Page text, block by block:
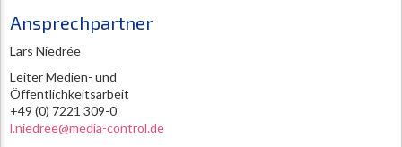
Ansprechpartner
Lars Niedrée
Leiter Medien- und
Öffentlichkeitsarbeit
+49 (0) 7221 309-0
l.niedree@media-control.de